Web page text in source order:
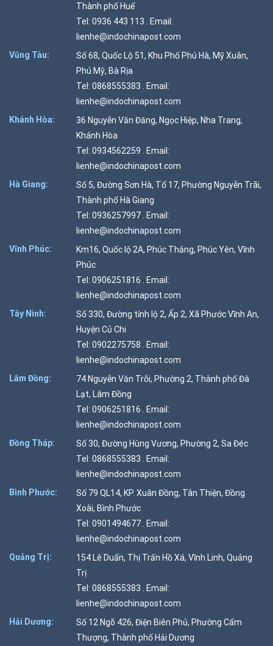
Thành phố Huế
Tel: 0936 443 113 . Email:
lienhe@indochinapost.com
Vũng Tàu:
Số 68, Quốc Lộ 51, Khu Phố Phú Hà, Mỹ Xuân,
Phú Mỹ, Bà Rịa
Tel: 0868555383 . Email:
lienhe@indochinapost.com
Khánh Hòa:
36 Nguyễn Văn Đăng, Ngọc Hiệp, Nha Trang,
Khánh Hòa
Tel: 0934562259 . Email:
lienhe@indochinapost.com
Hà Giang:
Số 5, Đường Sơn Hà, Tổ 17, Phường Nguyễn Trãi,
Thành phố Hà Giang
Tel: 0936257997 . Email:
lienhe@indochinapost.com
Vĩnh Phúc:
Km16, Quốc lộ 2A, Phúc Thắng, Phúc Yên, Vĩnh
Phúc
Tel: 0906251816 . Email:
lienhe@indochinapost.com
Tây Ninh:
Số 330, Đường tỉnh lộ 2, Ấp 2, Xã Phước Vĩnh An,
Huyện Củ Chi
Tel: 0902275758 . Email:
lienhe@indochinapost.com
Lâm Đồng:
74 Nguyễn Văn Trỗi, Phường 2, Thành phố Đà
Lạt, Lâm Đồng
Tel: 0906251816 . Email:
lienhe@indochinapost.com
Đồng Tháp:
Số 30, Đường Hùng Vương, Phường 2, Sa Đéc
Tel: 0868555383 . Email:
lienhe@indochinapost.com
Bình Phước:
Số 79 QL14, KP. Xuân Đồng, Tân Thiện, Đồng
Xoài, Bình Phước
Tel: 0901494677 . Email:
lienhe@indochinapost.com
Quảng Trị:
154 Lê Duẩn, Thị Trấn Hồ Xá, Vĩnh Linh, Quảng
Trị
Tel: 0868555383 . Email:
lienhe@indochinapost.com
Hải Dương:
Số 12 Ngõ 426, Điện Biên Phủ, Phường Cẩm
Thượng, Thành phố Hải Dương